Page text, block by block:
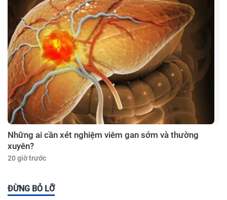
Những ai cần xét nghiệm viêm gan sớm và thường
xuyên?
20 giờ trước
ĐỪNG BỎ LỠ